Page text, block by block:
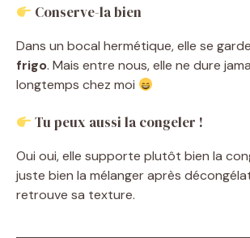
Conserve-la bien
Dans un bocal hermétique, elle se garde
frigo. Mais entre nous, elle ne dure
longtemps chez moi
Tu peux aussi la congeler !
Oui oui, elle supporte plutôt bien la
juste bien la mélanger après
retrouve sa texture.